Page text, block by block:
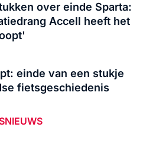
over einde Sparta:
Accell heeft het
einde van een stukje
fietsgeschiedenis